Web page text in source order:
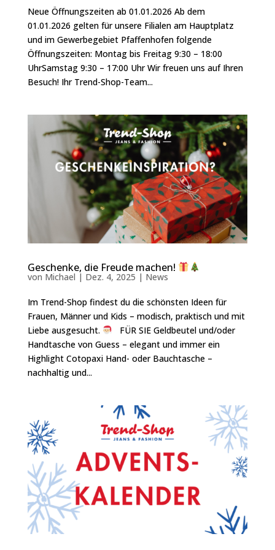
Neue Öffnungszeiten ab 01.01.2026 Ab dem
01.01.2026 gelten für unsere Filialen am Hauptplatz
und im Gewerbegebiet Pfaffenhofen folgende
Öffnungszeiten: Montag bis Freitag 9:30 – 18:00
UhrSamstag 9:30 – 17:00 Uhr Wir freuen uns auf Ihren
Besuch! Ihr Trend-Shop-Team...
Geschenke, die Freude machen!
von Michael | Dez. 4, 2025 | News
Im Trend-Shop findest du die schönsten Ideen für
Frauen, Männer und Kids – modisch, praktisch und mit
Liebe ausgesucht.
FÜR SIE Geldbeutel und/oder
Handtasche von Guess – elegant und immer ein
Highlight Cotopaxi Hand- oder Bauchtasche –
nachhaltig und...